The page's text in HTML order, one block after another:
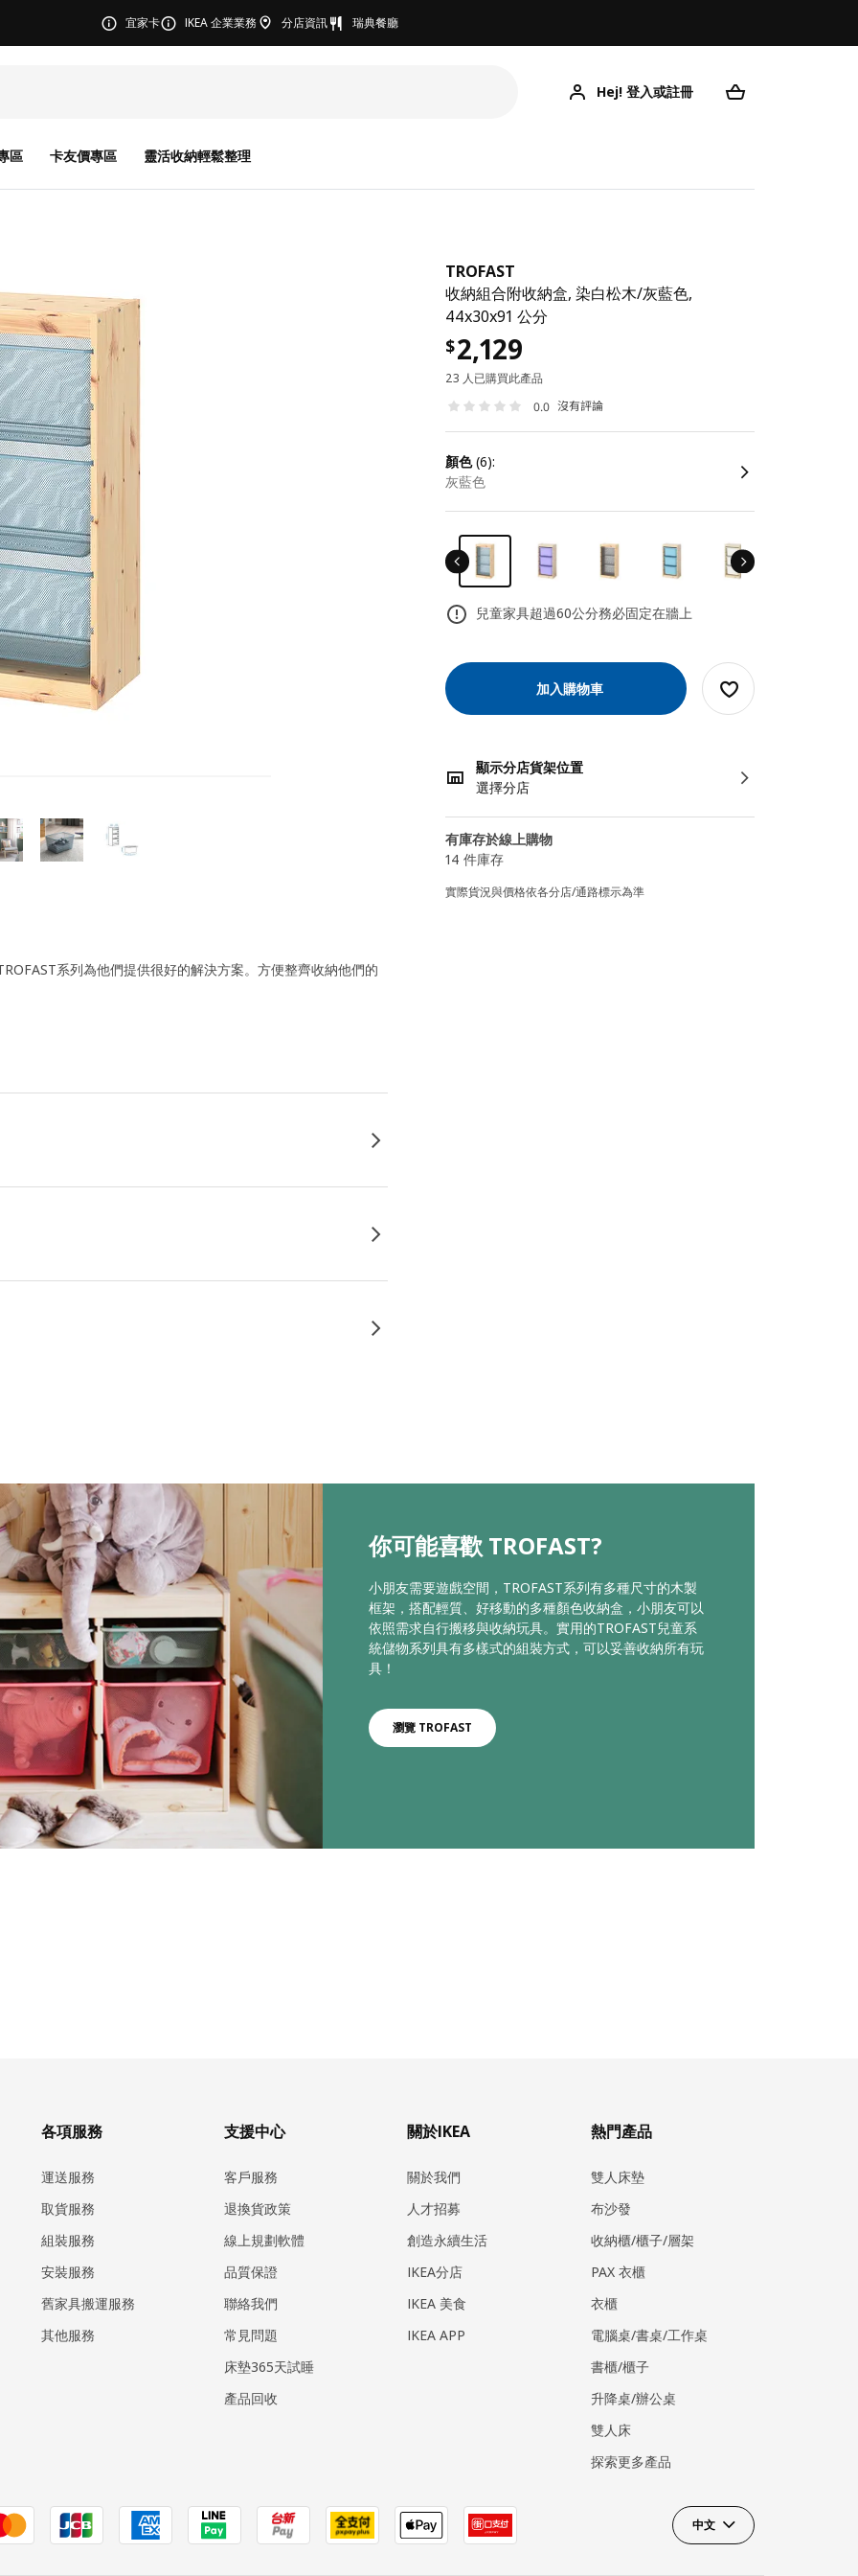
宜家卡 IKEA 企業業務 分店資訊 瑞典餐廳
Hej! 登入或註冊
區 卡友價專區 靈活收納輕鬆整理
TROFAST
收納組合附收納盒, 染白松木/灰藍色,
44x30x91 公分
$2,129
23 人已購買此產品
0.0 沒有評論
顏色(6):
灰藍色
兒童家具超過60公分務必固定在牆上
加入購物車
顯示分店貨架位置
選擇分店
有庫存於線上購物
14 件庫存
實際貨況與價格依各分店/通路標示為準
系列為他們提供很好的解決方案。方便整齊收納他們的
你可能喜歡 TROFAST?
小朋友需要遊戲空間，TROFAST系列有多種尺寸的木製
框架，搭配輕質、好移動的多種顏色收納盒，小朋友可以
依照需求自行搬移與收納玩具。實用的TROFAST兒童系
統儲物系列具有多樣式的組裝方式，可以妥善收納所有玩
具！
瀏覽 TROFAST
各項服務
運送服務
取貨服務
組裝服務
安裝服務
​舊家具搬運服務
其他服務
支援中心
客戶服務
退換貨政策
線上規劃軟體
品質保證
聯絡我們
常見問題
床墊365天試睡
產品回收
關於IKEA
關於我們
人才招募
創造永續生活
IKEA分店
IKEA 美食
IKEA APP
熱門產品
雙人床墊
布沙發
收納櫃/櫃子/層架
PAX 衣櫃
衣櫃
電腦桌/書桌/工作桌
書櫃/櫃子
升降桌/辦公桌
雙人床
探索更多產品
中文